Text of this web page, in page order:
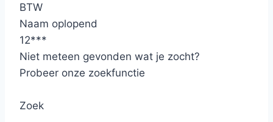
BTW
Naam oplopend
12***
Niet meteen gevonden wat je zocht?
Probeer onze zoekfunctie
Zoek